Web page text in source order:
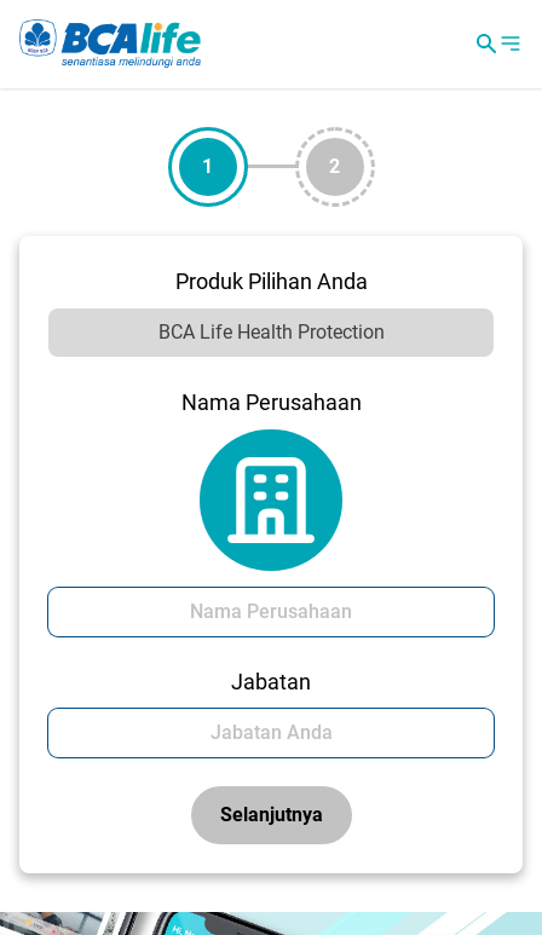
1 2
Produk Pilihan Anda
Nama Perusahaan
Jabatan
Selanjutnya